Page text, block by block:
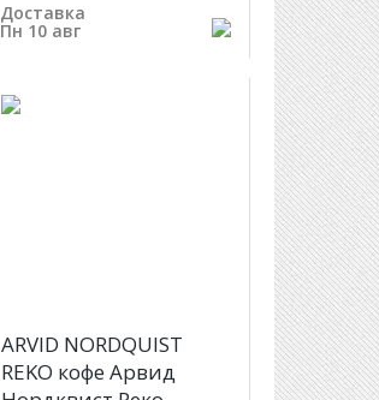
Доставка
Пн 10 авг
ARVID NORDQUIST
REKO кофе Арвид